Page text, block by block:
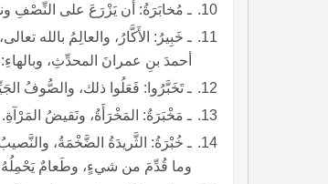
ـ مُخابَرَةُ: أن يَزْرَعَ على النِّصْفِ
ـ خَبِيرُ: الأَكَّارُ، والعالِمُ بالله
أحمدَ بنِ عمرانَ المحدِّثِ،
ـ تَخَبَّرُوا: فَعَلُوا ذلك، والصُّوفُ
ـ مَخْبَرَةُ: المَخْرَأَةُ، ونَقيضُ المَرْآةِ.
ـ خُبْرَةُ: الثَّريدَةُ الضَّخْمَةُ،
وما قُدِّمَ من شيءٍ، وطَعامٌ يَحْمِلُهُ